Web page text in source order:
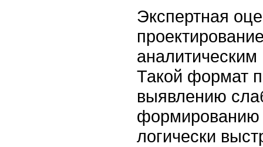
Экспертная
Такой формат
выявлению
формированию
логически